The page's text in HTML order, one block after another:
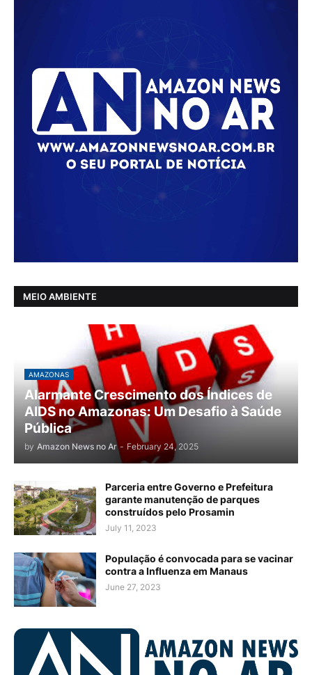
MEIO AMBIENTE
AMAZONAS
Alarmante Crescimento dos Índices de
AIDS no Amazonas: Um Desafio à Saúde
Pública
by Amazon News no Ar - February 24, 2025
Parceria entre Governo e Prefeitura
garante manutenção de parques
construídos pelo Prosamin
July 11, 2023
População é convocada para se vacinar
contra a Influenza em Manaus
June 27, 2023